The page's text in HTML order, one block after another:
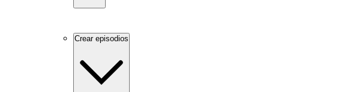
Crear episodios